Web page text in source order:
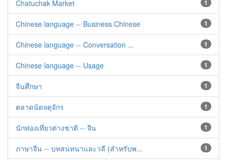
1
Chatuchak Market
1
Chinese language -- Business Chinese
1
Chinese language -- Conversation ...
1
Chinese language -- Usage
1
จีนศึกษา
1
ตลาดนัดจตุจักร
1
นักท่องเที่ยวต่างชาติ -- จีน
1
ภาษาจีน -- บทสนทนาและวลี (สำหรับพ...